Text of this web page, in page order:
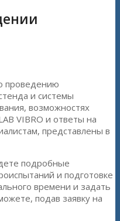
проведению
и системы
возможностях
VIBRO и ответы на
представлены в
подробные
и подготовке
времени и задать
подав заявку на